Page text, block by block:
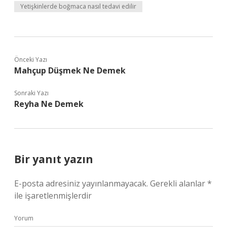
Yetişkinlerde boğmaca nasıl tedavi edilir
Önceki Yazı
Mahçup Düşmek Ne Demek
Sonraki Yazı
Reyha Ne Demek
Bir yanıt yazın
E-posta adresiniz yayınlanmayacak. Gerekli alanlar*
ile işaretlenmişlerdir
Yorum